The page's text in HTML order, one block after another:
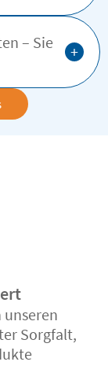
– Sie
+
Sorgfalt,